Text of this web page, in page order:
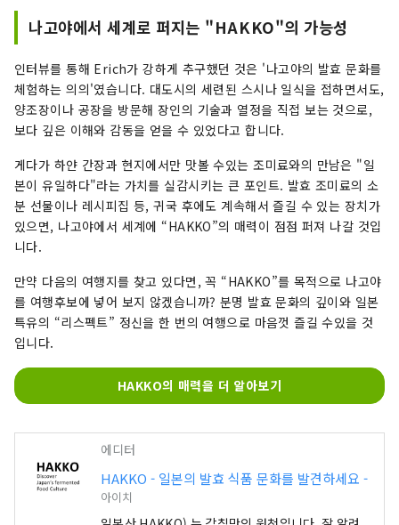
나고야에서 세계로 퍼지는 "HAKKO"의 가능성
인터뷰를 통해 Erich가 강하게 추구했던 것은 '나고야의 발효 문화를
체험하는 의의'였습니다. 대도시의 세련된 스시나 일식을 접하면서도,
양조장이나 공장을 방문해 장인의 기술과 열정을 직접 보는 것으로,
보다 깊은 이해와 감동을 얻을 수 있었다고 합니다.
게다가 하얀 간장과 현지에서만 맛볼 수있는 조미료와의 만남은 "일
본이 유일하다"라는 가치를 실감시키는 큰 포인트. 발효 조미료의 소
분 선물이나 레시피집 등, 귀국 후에도 계속해서 즐길 수 있는 장치가
있으면, 나고야에서 세계에 “HAKKO”의 매력이 점점 퍼져 나갈 것입
니다.
만약 다음의 여행지를 찾고 있다면, 꼭 “HAKKO”를 목적으로 나고야
를 여행후보에 넣어 보지 않겠습니까? 분명 발효 문화의 깊이와 일본
특유의 “리스펙트” 정신을 한 번의 여행으로 마음껏 즐길 수있을 것
입니다.
HAKKO의 매력을 더 알아보기
에디터
HAKKO - 일본의 발효 식품 문화를 발견하세요 -
아이치